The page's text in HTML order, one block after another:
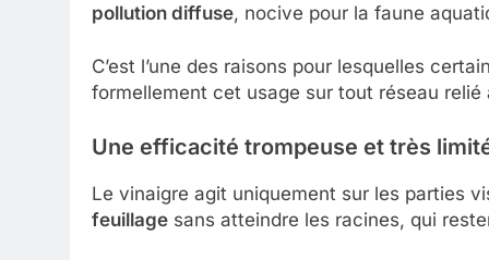
pollution diffuse, nocive pour la faune
C’est l’une des raisons pour lesquelles
formellement cet usage sur tout réseau relié
Une efficacité trompeuse et très
Le vinaigre agit uniquement sur les parties
feuillage sans atteindre les racines, qui